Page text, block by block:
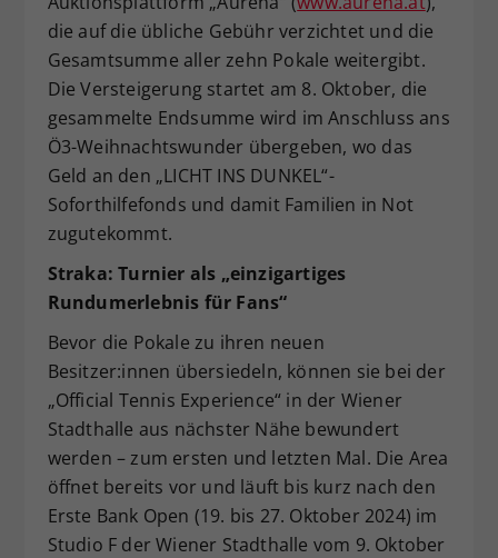
die auf die übliche Gebühr verzichtet und die
Gesamtsumme aller zehn Pokale weitergibt.
Die Versteigerung startet am 8. Oktober, die
gesammelte Endsumme wird im Anschluss ans
Ö3-Weihnachtswunder übergeben, wo das
Geld an den „LICHT INS DUNKEL“-
Soforthilfefonds und damit Familien in Not
zugutekommt.
Straka: Turnier als „einzigartiges
Rundumerlebnis für Fans“
Bevor die Pokale zu ihren neuen
Besitzer:innen übersiedeln, können sie bei der
„Official Tennis Experience“ in der Wiener
Stadthalle aus nächster Nähe bewundert
werden – zum ersten und letzten Mal. Die Area
öffnet bereits vor und läuft bis kurz nach den
Erste Bank Open (19. bis 27. Oktober 2024) im
Studio F der Wiener Stadthalle vom 9. Oktober